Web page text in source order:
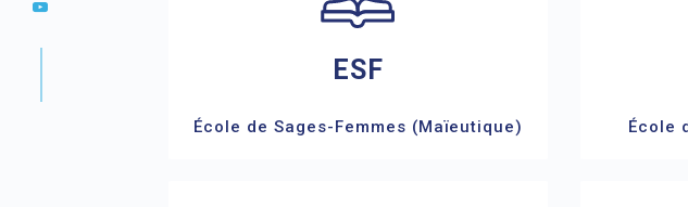
ESF
École de Sages-Femmes (Maïeutique) École